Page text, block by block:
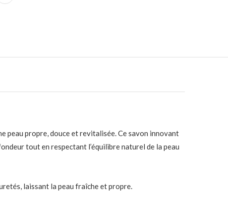
peau propre, douce et revitalisée. Ce savon innovant
tout en respectant l’équilibre naturel de la peau
laissant la peau fraîche et propre.